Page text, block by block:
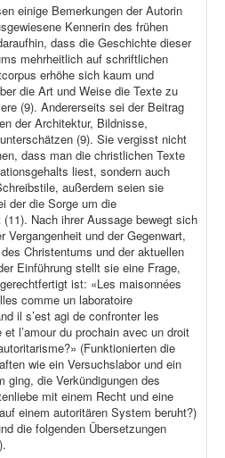
einige Bemerkungen der Autorin
Kennerin des frühen
dass die Geschichte dieser
mehrheitlich auf schriftlichen
erhöhe sich kaum und
die Art und Weise die Texte zu
(9). Andererseits sei der Beitrag
der Architektur, Bildnisse,
(9). Sie vergisst nicht
dass man die christlichen Texte
liest, sondern auch
außerdem seien sie
der die Sorge um die
Nach ihrer Aussage bewegt sich
Vergangenheit und der Gegenwart,
Christentums und der aktuellen
Einführung stellt sie eine Frage,
ist: «Les maisonnées
comme un laboratoire
il s’est agi de confronter les
l’amour du prochain avec un droit
(Funktionierten die
wie ein Versuchslabor und ein
ging, die Verkündigungen des
mit einem Recht und eine
einem autoritären System beruht?)
die folgenden Übersetzungen